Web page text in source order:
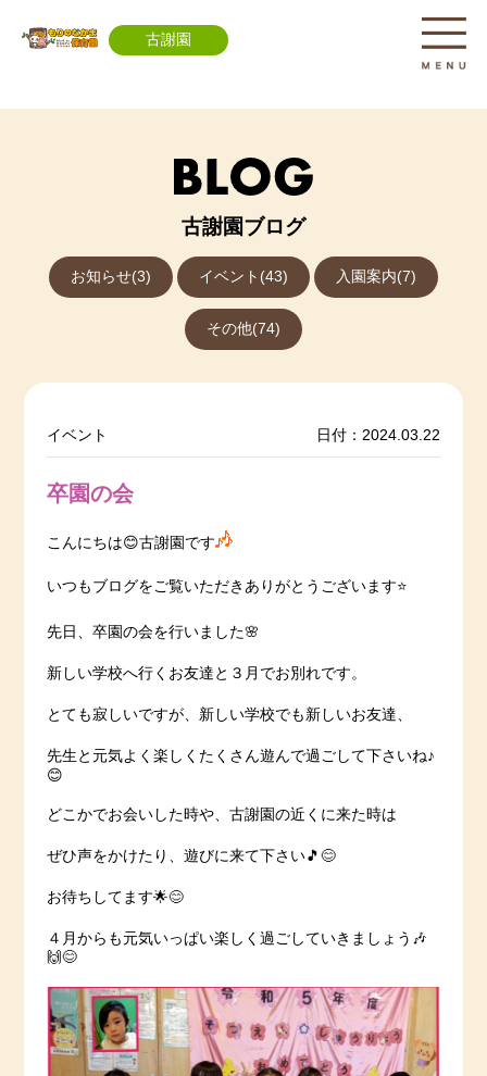
古謝園
古謝園ブログ
お知らせ(3) イベント(43) 入園案内(7)
その他(74)
イベント 日付：2024.03.22
卒園の会
こんにちは😊古謝園です
いつもブログをご覧いただきありがとうございます⭐️
先日、卒園の会を行いました🌸
新しい学校へ行くお友達と３月でお別れです。
とても寂しいですが、新しい学校でも新しいお友達、
先生と元気よく楽しくたくさん遊んで過ごして下さいね♪
😊
どこかでお会いした時や、古謝園の近くに来た時は
ぜひ声をかけたり、遊びに来て下さい🎵😊
お待ちしてます🌟😊
４月からも元気いっぱい楽しく過ごしていきましょう🎶
🙌😊